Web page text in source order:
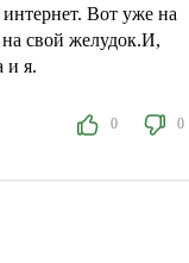
Вот уже на
свой желудок.И,
и я.
0 0